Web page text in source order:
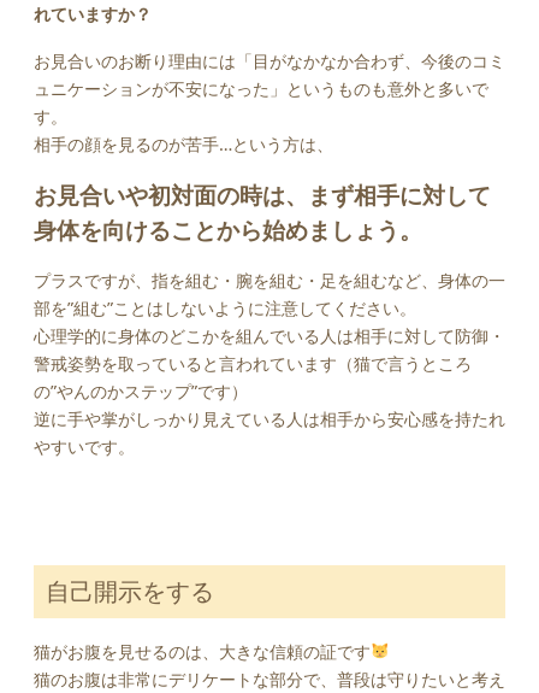
れていますか？
お見合いのお断り理由には「目がなかなか合わず、今後のコミ
ュニケーションが不安になった」というものも意外と多いで
す。
相手の顔を見るのが苦手…という方は、
お見合いや初対面の時は、まず相手に対して
身体を向けることから始めましょう。
プラスですが、指を組む・腕を組む・足を組むなど、身体の一
部を”組む”ことはしないように注意してください。
心理学的に身体のどこかを組んでいる人は相手に対して防御・
警戒姿勢を取っていると言われています（猫で言うところ
の”やんのかステップ”です）
逆に手や掌がしっかり見えている人は相手から安心感を持たれ
やすいです。
自己開示をする
猫がお腹を見せるのは、大きな信頼の証です
猫のお腹は非常にデリケートな部分で、普段は守りたいと考え